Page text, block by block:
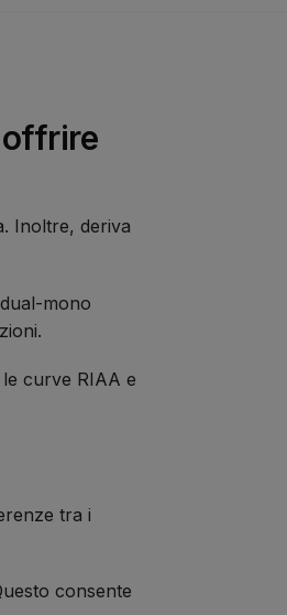
offrire
Inoltre, deriva
mono
curve RIAA e
tra i
consente